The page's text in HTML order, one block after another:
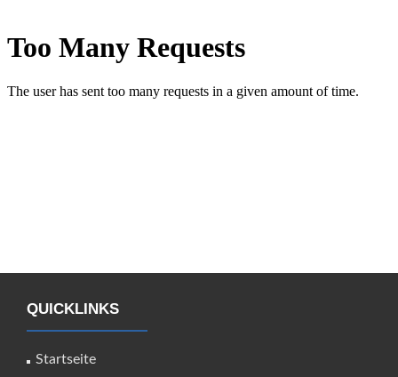
QUICKLINKS
Startseite